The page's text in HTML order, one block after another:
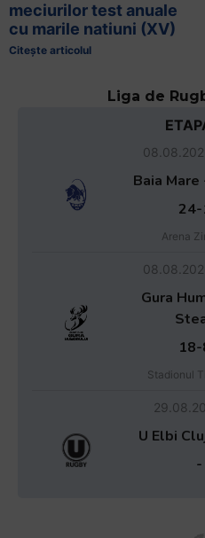
meciurilor test anuale
cu marile natiuni (XV)
Citește articolul
Liga de
Baia
Arena
Gura
Stadionul
U Elbi
-